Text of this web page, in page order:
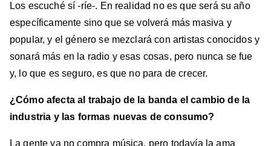
Los escuché sí -ríe-. En realidad no es que será su año
específicamente sino que se volverá más masiva y
popular, y el género se mezclará con artistas conocidos y
sonará más en la radio y esas cosas, pero nunca se fue
y, lo que es seguro, es que no para de crecer.
¿Cómo afecta al trabajo de la banda el cambio de la
industria y las formas nuevas de consumo?
La gente ya no compra música, pero todavía la ama